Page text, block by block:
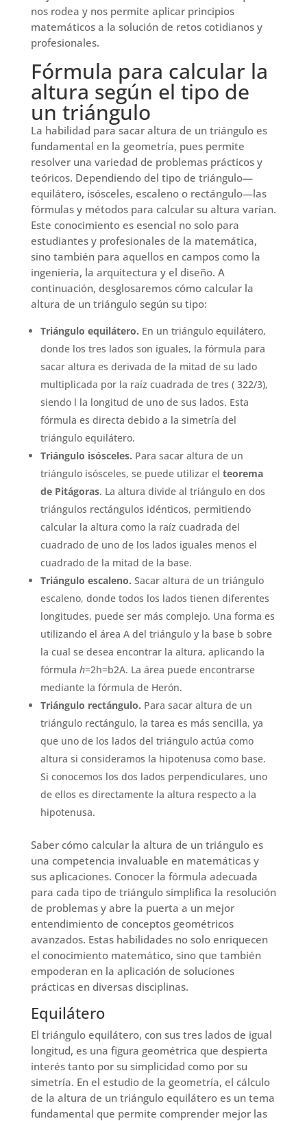
nos rodea y nos permite aplicar principios
matemáticos a la solución de retos cotidianos y
profesionales.
Fórmula para calcular la
altura según el tipo de
un triángulo
La habilidad para sacar altura de un triángulo es
fundamental en la geometría, pues permite
resolver una variedad de problemas prácticos y
teóricos. Dependiendo del tipo de triángulo—
equilátero, isósceles, escaleno o rectángulo—las
fórmulas y métodos para calcular su altura varían.
Este conocimiento es esencial no solo para
estudiantes y profesionales de la matemática,
sino también para aquellos en campos como la
ingeniería, la arquitectura y el diseño. A
continuación, desglosaremos cómo calcular la
altura de un triángulo según su tipo:
Triángulo equilátero. En un triángulo equilátero,
donde los tres lados son iguales, la fórmula para
sacar altura es derivada de la mitad de su lado
multiplicada por la raíz cuadrada de tres ( 322/3),
siendo l la longitud de uno de sus lados. Esta
fórmula es directa debido a la simetría del
triángulo equilátero.
Triángulo isósceles. Para sacar altura de un
triángulo isósceles, se puede utilizar el teorema
de Pitágoras. La altura divide al triángulo en dos
triángulos rectángulos idénticos, permitiendo
calcular la altura como la raíz cuadrada del
cuadrado de uno de los lados iguales menos el
cuadrado de la mitad de la base.
Triángulo escaleno. Sacar altura de un triángulo
escaleno, donde todos los lados tienen diferentes
longitudes, puede ser más complejo. Una forma es
utilizando el área A del triángulo y la base b sobre
la cual se desea encontrar la altura, aplicando la
fórmula h=2h=b2A. La área puede encontrarse
mediante la fórmula de Herón.
Triángulo rectángulo. Para sacar altura de un
triángulo rectángulo, la tarea es más sencilla, ya
que uno de los lados del triángulo actúa como
altura si consideramos la hipotenusa como base.
Si conocemos los dos lados perpendiculares, uno
de ellos es directamente la altura respecto a la
hipotenusa.
Saber cómo calcular la altura de un triángulo es
una competencia invaluable en matemáticas y
sus aplicaciones. Conocer la fórmula adecuada
para cada tipo de triángulo simplifica la resolución
de problemas y abre la puerta a un mejor
entendimiento de conceptos geométricos
avanzados. Estas habilidades no solo enriquecen
el conocimiento matemático, sino que también
empoderan en la aplicación de soluciones
prácticas en diversas disciplinas.
Equilátero
El triángulo equilátero, con sus tres lados de igual
longitud, es una figura geométrica que despierta
interés tanto por su simplicidad como por su
simetría. En el estudio de la geometría, el cálculo
de la altura de un triángulo equilátero es un tema
fundamental que permite comprender mejor las